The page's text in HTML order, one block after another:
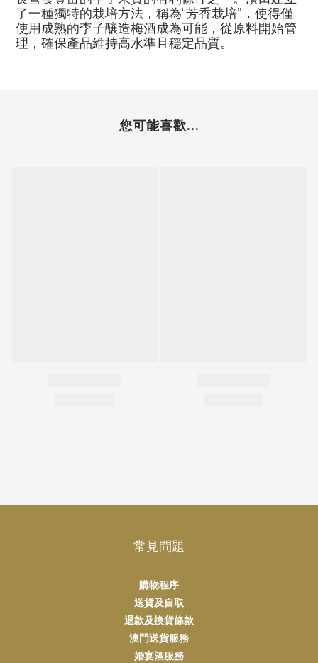
了一種獨特的栽培方法，稱為“芳香栽培”，使得僅
使用成熟的李子釀造梅酒成為可能，從原料開始管
理，確保產品維持高水準且穩定品質。
您可能喜歡...
常見問題
購物程序
送貨及自取
退款及換貨條款
澳門送貨服務
婚宴酒服務